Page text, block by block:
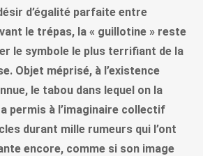
d’égalité parfaite entre
le trépas, la « guillotine » reste
le symbole le plus terrifiant de la
Objet méprisé, à l’existence
le tabou dans lequel on la
permis à l’imaginaire collectif
durant mille rumeurs qui l’ont
encore, comme si son image